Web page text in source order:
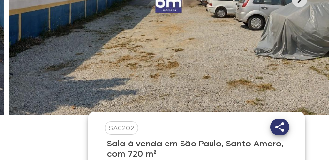
SA0202
Sala à venda em São Paulo, Santo Amaro,
com 720 m²